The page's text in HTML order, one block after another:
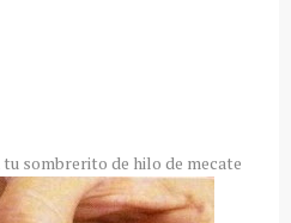
sombrerito de hilo de mecate